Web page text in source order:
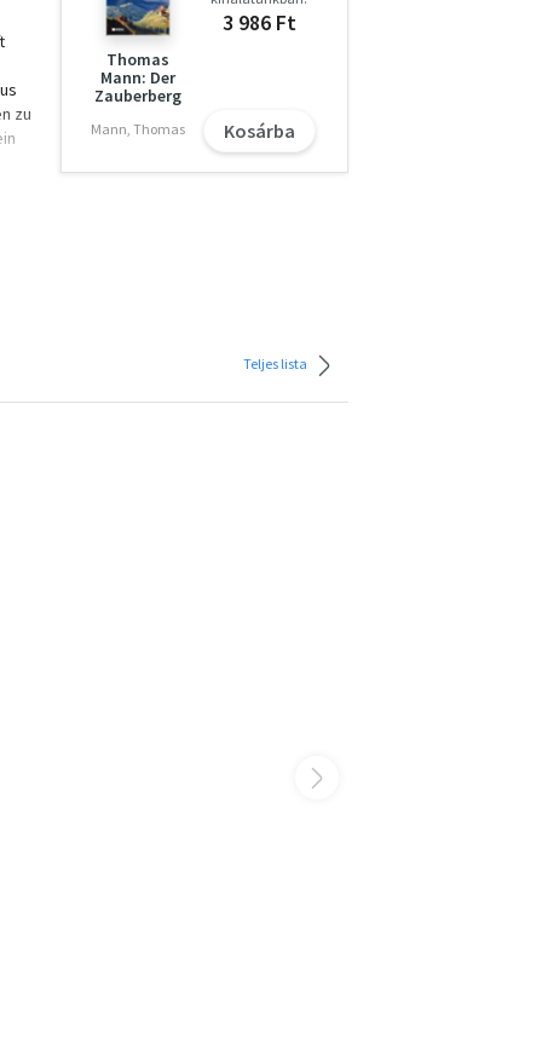
zu
Thomas
Mann: Der
Zauberberg
Mann, Thomas
3 986 Ft
Kosárba
Teljes lista